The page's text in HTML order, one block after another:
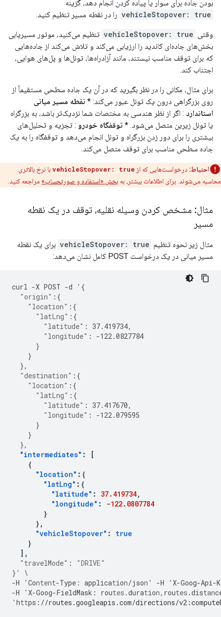
بودن جاده برای سوار یا پیاده کردن انجام دهد، گزینه
vehicleStopover: true را در نقطه مسیر تنظیم کنید.
وقتی vehicleStopover: true تنظیم می‌کنید، موتور مسیریابی
بخش‌های جاده‌ای کاندید را ارزیابی می‌کند و تلاش می‌کند از جاده‌هایی
که برای توقف مناسب نیستند، مانند آزادراه‌ها، تونل‌ها و پل‌های هوایی،
اجتناب کند.
برای مثال، مکانی را در نظر بگیرید که در آن یک جاده سطحی مستقیماً از
روی بزرگراهی درون یک تونل عبور می‌کند: * نقطه مسیر میانی
استاندارد : اگر از نظر هندسی به مختصات شما نزدیک‌تر باشد، به بزرگراه
یا تونل زیرین متصل می‌شود. * توقفگاه خودرو : تجزیه و تحلیل‌های
بیشتری را برای دور زدن بزرگراه و تونل انجام می‌دهد و توقفگاه را به یک
جاده سطحی مناسب برای توقف متصل می‌کند.
احتیاط: درخواست‌هایی که از vehicleStopover: true با نرخ بالاتری
محاسبه می‌شوند. برای اطلاعات بیشتر، به بخش «استفاده و صورتحساب» مراجعه کنید.
مثال: مشخص کردن وسیله نقلیه، توقف در یک نقطه
مسیر
مثال زیر نحوه تنظیم vehicleStopover: true برای یک نقطه
مسیر میانی در یک درخواست POST کامل نشان می‌دهد:
curl -X POST -d ' {
"origin" :{
"location" :{
"latLng" :{
"latitude" : 37.419734,
"longitude" :
-122.0827784
}
}
},
"destination" :{
"location" :{
"latLng" :{
"latitude" : 37.417670,
"longitude" :
-122.079595
}
}
},
"intermediates" :
[
{
"location" :{
"latLng" :{
"latitude" : 37.419734,
"longitude" :
-122.0807784
}
},
"vehicleStopover" :
true
}
],
"travelMode" :
"DRIVE"
} '
\
-H 'Content-Type : application/json ' -H 'X-Goog-Api-
-H 'X-Goog-FieldMask : routes .duration, routes .distan
'https : //routes.googleapis.com/directions/